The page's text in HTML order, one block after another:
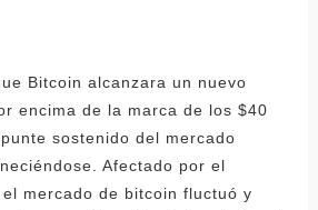
Bitcoin alcanzara un nuevo
encima de la marca de los $40
sostenido del mercado
Afectado por el
mercado de bitcoin fluctuó y